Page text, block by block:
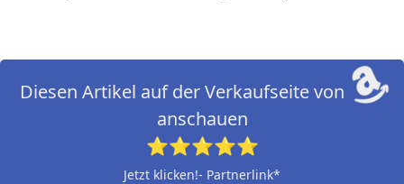
Diesen Artikel auf der Verkaufseite von
anschauen
⭐⭐⭐⭐⭐
Jetzt klicken!- Partnerlink*